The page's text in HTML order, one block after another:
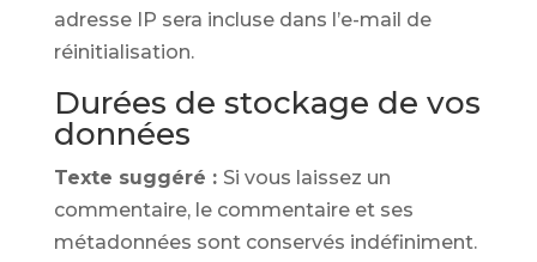
adresse IP sera incluse dans l’e-mail de
réinitialisation.
Durées de stockage de vos
données
Texte suggéré : Si vous laissez un
commentaire, le commentaire et ses
métadonnées sont conservés indéfiniment.